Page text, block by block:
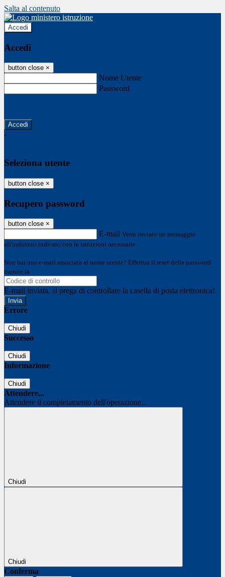
Salta al contenuto
Accedi
Accedi
button close ×
Nome Utente
Password
-
Seleziona utente
button close ×
Recupero password
button close ×
E-mail Verrà inviato un messaggio
all'indirizzo indicato con le istruzioni necessarie.
Non hai una e-mail associata al nome utente? Effettua il reset della password
tramite la
E-mail inviata, si prega di controllare la casella di posta elettronica!
Errore
Chiudi
Successo
Chiudi
Informazione
Chiudi
Attendere...
Attendere il completamento dell'operazione...
Chiudi
Chiudi
Conferma